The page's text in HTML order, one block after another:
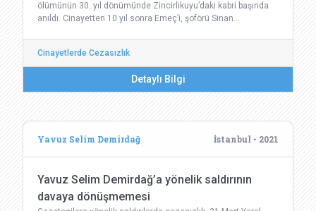
ölümünün 30. yıl dönümünde Zincirlikuyu’daki kabri başında
anıldı. Cinayetten 10 yıl sonra Emeç’i, şoförü Sinan…
Cinayetlerde Cezasızlık
Detaylı Bilgi
Yavuz Selim Demirdağ İstanbul - 2021
Yavuz Selim Demirdağ’a yönelik saldırının
davaya dönüşmemesi